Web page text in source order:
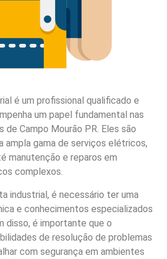
é um profissional qualificado e
um papel fundamental nas
de Campo Mourão PR. Eles são
ampla gama de serviços elétricos,
manutenção e reparos em
complexos.
industrial, é necessário ter uma
e conhecimentos especializados
disso, é importante que o
de resolução de problemas
com segurança em ambientes